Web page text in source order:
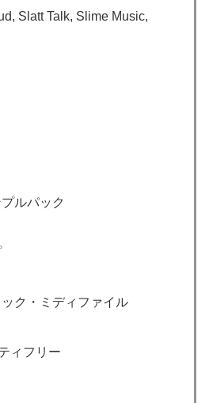
Slatt Talk, Slime Music,
ルパック
ク・ミディファイル
ィフリー